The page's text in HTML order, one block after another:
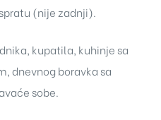
(nije zadnji).
kupatila, kuhinje sa
dnevnog boravka sa
sobe.